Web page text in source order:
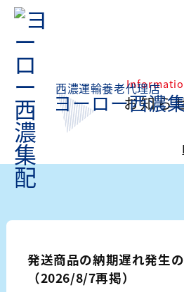
Skip
content
西濃運輸養老代理店
ヨーロー西濃
お知ら
発送商品の納期遅れ発生
（2026/8/7再掲）